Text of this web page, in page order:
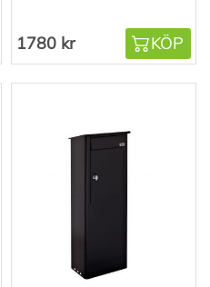
1780 kr KÖP